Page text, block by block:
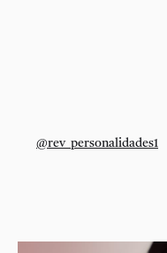
@rev_personalidades1